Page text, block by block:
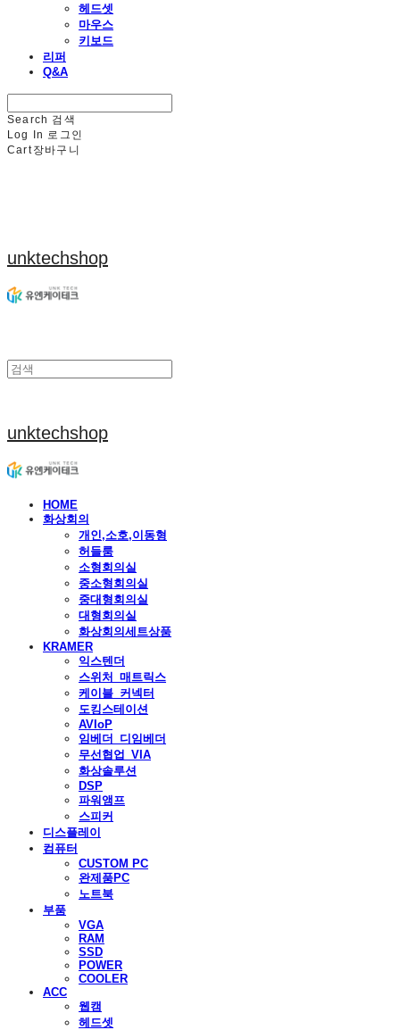
헤드셋
마우스
키보드
리퍼
Q&A
Search 검색
Log In 로그인
Cart장바구니
unktechshop
unktechshop
HOME
화상회의
개인,소호,이동형
허들룸
소형회의실
중소형회의실
중대형회의실
대형회의실
화상회의세트상품
KRAMER
익스텐더
스위처_매트릭스
케이블_커넥터
도킹스테이션
AVIoP
임베더_디임베더
무선협업_VIA
화상솔루션
DSP
파워앰프
스피커
디스플레이
컴퓨터
CUSTOM PC
완제품PC
노트북
부품
VGA
RAM
SSD
POWER
COOLER
ACC
웹캠
헤드셋